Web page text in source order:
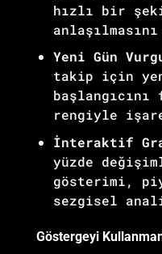
hızlı bir
Yeni Gün
takip için
rengiyle
İnteraktif
yüzde
gösterimi,
sezgisel
Göstergeyi